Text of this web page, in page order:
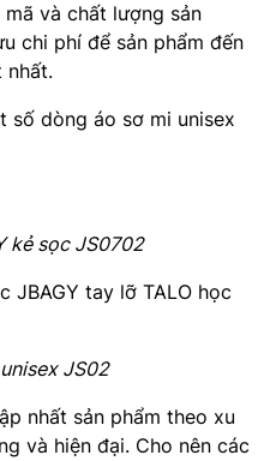
và chất lượng sản
chi phí để sản phẩm đến
nhất.
số dòng áo sơ mi unisex
kẻ sọc JS0702
JS02
nhất sản phẩm theo xu
và hiện đại. Cho nên các